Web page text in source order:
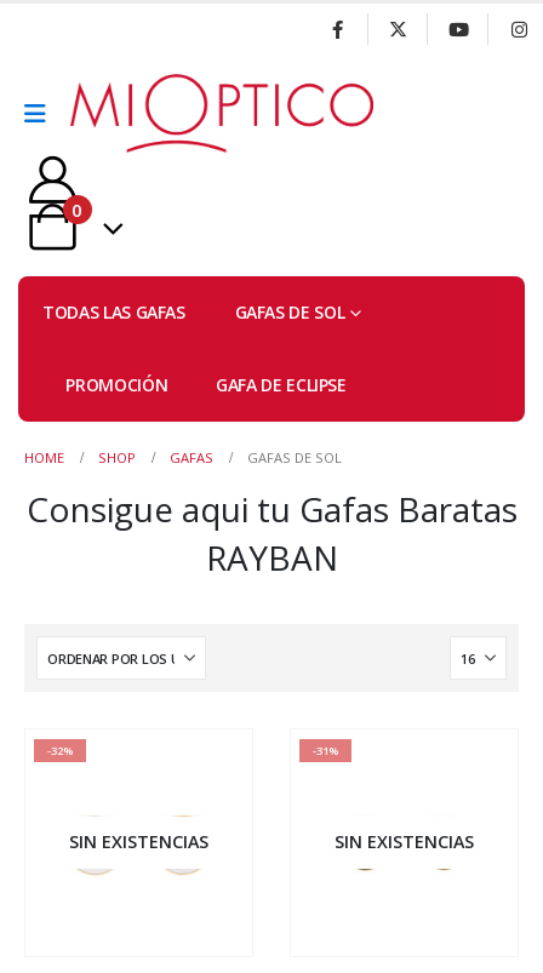
0
TODAS LAS GAFAS GAFAS DE SOL
PROMOCIÓN GAFA DE ECLIPSE
HOME SHOP GAFAS GAFAS DE SOL
Consigue aqui tu Gafas Baratas
RAYBAN
-32%
SIN EXISTENCIAS
-31%
SIN EXISTENCIAS